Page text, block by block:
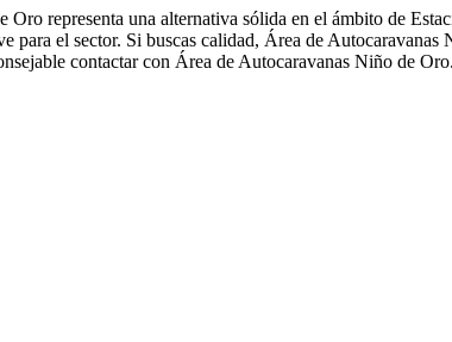
representa una alternativa sólida en el ámbito de
el sector. Si buscas calidad, Área de Autocaravanas
contactar con Área de Autocaravanas Niño de Oro.